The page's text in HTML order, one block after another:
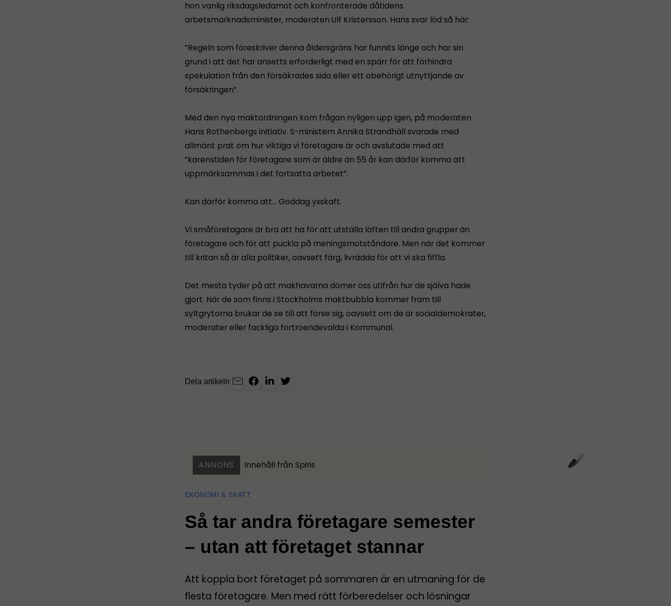
hon vanlig riksdagsledamot och konfronterade dåtidens
arbetsmarknadsminister, moderaten Ulf Kristersson. Hans svar löd så här:
”Regeln som föreskriver denna åldersgräns har funnits länge och har sin
grund i att det har ansetts erforderligt med en spärr för att förhindra
spekulation från den försäkrades sida eller ett obehörigt utnyttjande av
försäkringen”.
Med den nya maktordningen kom frågan nyligen upp igen, på moderaten
Hans Rothenbergs initiativ. S-ministern Annika Strandhäll svarade med
allmänt prat om hur viktiga vi företagare är och avslutade med att
”karenstiden för företagare som är äldre än 55 år kan därför komma att
uppmärksammas i det fortsatta arbetet”.
Kan därför komma att… Goddag yxskaft.
Vi småföretagare är bra att ha för att utställa löften till andra grupper än
företagare och för att puckla på meningsmotståndare. Men när det kommer
till kritan så är alla politiker, oavsett färg, livrädda för att vi ska fiffla.
Det mesta tyder på att makhavarna dömer oss utifrån hur de själva hade
gjort. När de som finns i Stockholms maktbubbla kommer fram till
syltgrytorna brukar de se till att förse sig, oavsett om de är socialdemokrater,
moderater eller fackliga fortroendevalda i Kommunal.
Dela artikeln
ANNONS Innehåll från Spiris
EKONOMI & SKATT
Så tar andra företagare semester
– utan att företaget stannar
Att koppla bort företaget på sommaren är en utmaning för de
flesta företagare. Men med rätt förberedelser och lösningar